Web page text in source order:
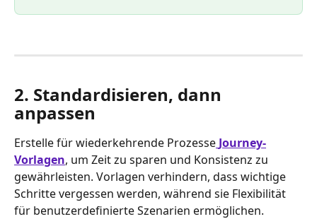
2. Standardisieren, dann
anpassen
Erstelle für wiederkehrende Prozesse Journey-
Vorlagen, um Zeit zu sparen und Konsistenz zu
gewährleisten. Vorlagen verhindern, dass wichtige
Schritte vergessen werden, während sie Flexibilität
für benutzerdefinierte Szenarien ermöglichen.